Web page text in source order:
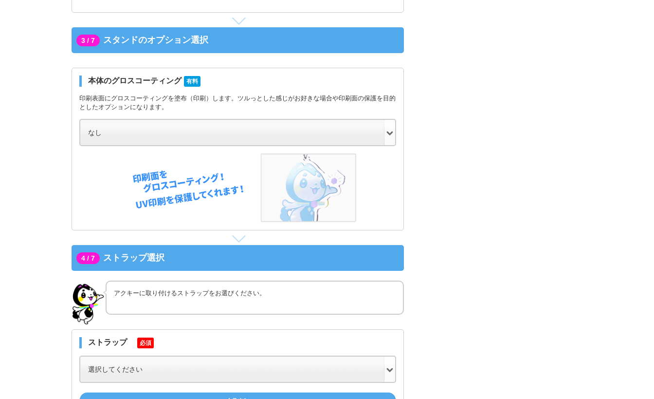
3 / 7 スタンドのオプション選択
本体のグロスコーティング 有料
印刷表面にグロスコーティングを塗布（印刷）します。ツルっとした感じがお好きな場合や印刷面の保護を目的
としたオプションになります。
4 / 7 ストラップ選択
アクキーに取り付けるストラップをお選びください。
ストラップ 必須